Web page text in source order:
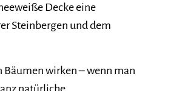
Decke eine
Steinbergen und dem
Bäumen wirken – wenn man
natürliche